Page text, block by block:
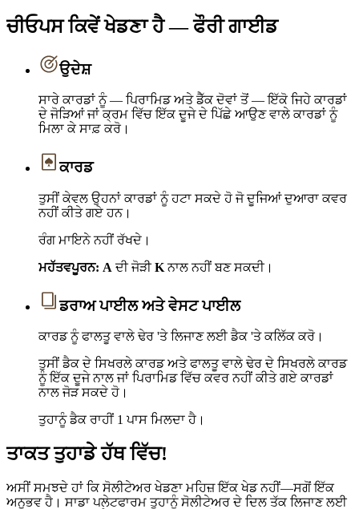
ਚੀਓਪਸ ਕਿਵੇਂ ਖੇਡਣਾ ਹੈ — ਫੌਰੀ ਗਾਈਡ
ਉਦੇਸ਼
ਸਾਰੇ ਕਾਰਡਾਂ ਨੂੰ — ਪਿਰਾਮਿਡ ਅਤੇ ਡੈੱਕ ਦੋਵਾਂ ਤੋਂ — ਇੱਕੋ ਜਿਹੇ ਕਾਰਡਾਂ
ਦੇ ਜੋੜਿਆਂ ਜਾਂ ਕ੍ਰਮ ਵਿੱਚ ਇੱਕ ਦੂਜੇ ਦੇ ਪਿੱਛੇ ਆਉਣ ਵਾਲੇ ਕਾਰਡਾਂ ਨੂੰ
ਮਿਲਾ ਕੇ ਸਾਫ਼ ਕਰੋ।
ਕਾਰਡ
ਤੁਸੀਂ ਕੇਵਲ ਉਹਨਾਂ ਕਾਰਡਾਂ ਨੂੰ ਹਟਾ ਸਕਦੇ ਹੋ ਜੋ ਦੂਜਿਆਂ ਦੁਆਰਾ ਕਵਰ
ਨਹੀਂ ਕੀਤੇ ਗਏ ਹਨ।
ਰੰਗ ਮਾਇਨੇ ਨਹੀਂ ਰੱਖਦੇ।
ਮਹੱਤਵਪੂਰਨ: A ਦੀ ਜੋੜੀKਨਾਲ ਨਹੀਂ ਬਣ ਸਕਦੀ।
ਡਰਾਅ ਪਾਈਲ ਅਤੇ ਵੇਸਟ ਪਾਈਲ
ਕਾਰਡ ਨੂੰ ਫਾਲਤੂ ਵਾਲੇ ਢੇਰ 'ਤੇ ਲਿਜਾਣ ਲਈ ਡੈਕ 'ਤੇ ਕਲਿੱਕ ਕਰੋ।
ਤੁਸੀਂ ਡੈਕ ਦੇ ਸਿਖਰਲੇ ਕਾਰਡ ਅਤੇ ਫਾਲਤੂ ਵਾਲੇ ਢੇਰ ਦੇ ਸਿਖਰਲੇ ਕਾਰਡ
ਨੂੰ ਇੱਕ ਦੂਜੇ ਨਾਲ ਜਾਂ ਪਿਰਾਮਿਡ ਵਿੱਚ ਕਵਰ ਨਹੀਂ ਕੀਤੇ ਗਏ ਕਾਰਡਾਂ
ਨਾਲ ਜੋੜ ਸਕਦੇ ਹੋ।
ਤੁਹਾਨੂੰ ਡੈਕ ਰਾਹੀਂ 1 ਪਾਸ ਮਿਲਦਾ ਹੈ।
ਤਾਕਤ ਤੁਹਾਡੇ ਹੱਥ ਵਿੱਚ!
ਅਸੀਂ ਸਮਝਦੇ ਹਾਂ ਕਿ ਸੋਲੀਟੇਅਰ ਖੇਡਣਾ ਮਹਿਜ਼ ਇੱਕ ਖੇਡ ਨਹੀਂ—ਸਗੋਂ ਇੱਕ
ਅਨੁਭਵ ਹੈ। ਸਾਡਾ ਪਲੇਟਫਾਰਮ ਤੁਹਾਨੂੰ ਸੋਲੀਟੇਅਰ ਦੇ ਦਿਲ ਤੱਕ ਲਿਜਾਣ ਲਈ